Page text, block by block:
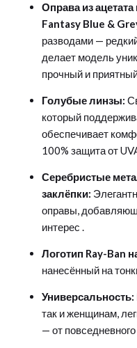
Оправа из
Fantasy Blue &
разводами —
делает модель
прочный и
Голубые линзы:
который
обеспечивает
100% защита от
Серебристые
заклёпки:
оправы,
интерес .
Логотип Ray-Ban
нанесённый на
Универсальность:
так и женщинам,
— от